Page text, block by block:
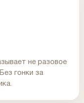
не разовое
гонки за